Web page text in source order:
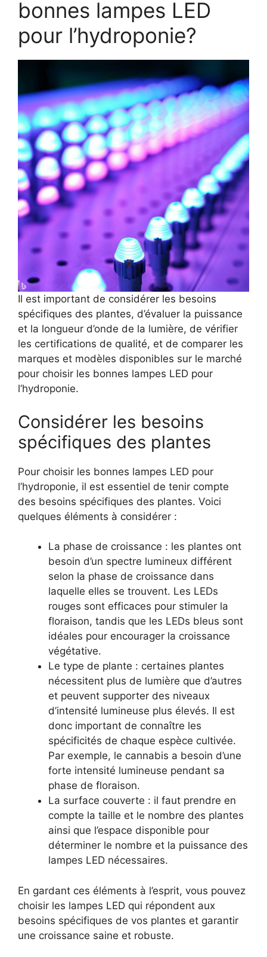
bonnes lampes LED
pour l’hydroponie?
Il est important de considérer les besoins
spécifiques des plantes, d’évaluer la puissance
et la longueur d’onde de la lumière, de vérifier
les certifications de qualité, et de comparer les
marques et modèles disponibles sur le marché
pour choisir les bonnes lampes LED pour
l’hydroponie.
Considérer les besoins
spécifiques des plantes
Pour choisir les bonnes lampes LED pour
l’hydroponie, il est essentiel de tenir compte
des besoins spécifiques des plantes. Voici
quelques éléments à considérer :
La phase de croissance : les plantes ont
besoin d’un spectre lumineux différent
selon la phase de croissance dans
laquelle elles se trouvent. Les LEDs
rouges sont efficaces pour stimuler la
floraison, tandis que les LEDs bleus sont
idéales pour encourager la croissance
végétative.
Le type de plante : certaines plantes
nécessitent plus de lumière que d’autres
et peuvent supporter des niveaux
d’intensité lumineuse plus élevés. Il est
donc important de connaître les
spécificités de chaque espèce cultivée.
Par exemple, le cannabis a besoin d’une
forte intensité lumineuse pendant sa
phase de floraison.
La surface couverte : il faut prendre en
compte la taille et le nombre des plantes
ainsi que l’espace disponible pour
déterminer le nombre et la puissance des
lampes LED nécessaires.
En gardant ces éléments à l’esprit, vous pouvez
choisir les lampes LED qui répondent aux
besoins spécifiques de vos plantes et garantir
une croissance saine et robuste.